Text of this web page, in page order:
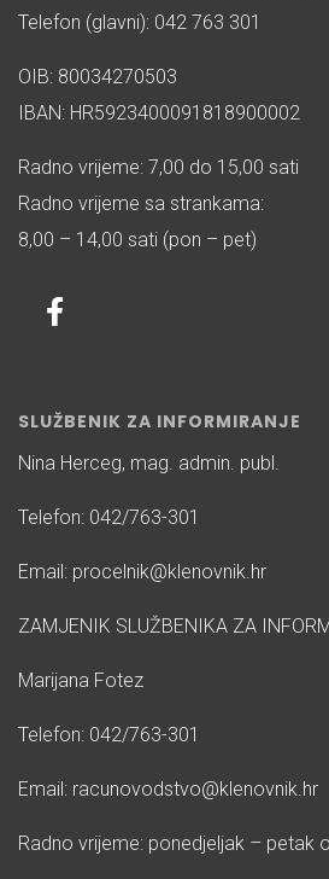
Telefon (glavni): 042 763 301
OIB: 80034270503
IBAN: HR5923400091818900002
Radno vrijeme: 7,00 do 15,00 sati
Radno vrijeme sa strankama:
8,00 – 14,00 sati (pon – pet)
SLUŽBENIK ZA INFORMIRANJE
Nina Herceg, mag. admin. publ.
Telefon: 042/763-301
Email: procelnik@klenovnik.hr
ZAMJENIK SLUŽBENIKA ZA
Marijana Fotez
Telefon: 042/763-301
Email: racunovodstvo@klenovnik.hr
Radno vrijeme: ponedjeljak – petak